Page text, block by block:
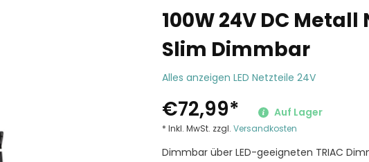
100W 24V DC
Slim Dimmbar
Alles anzeigen LED Netzteile 24V
€72,99* Auf Lager
* Inkl. MwSt. zzgl. Versandkosten
Dimmbar über LED-geeigneten TRIAC